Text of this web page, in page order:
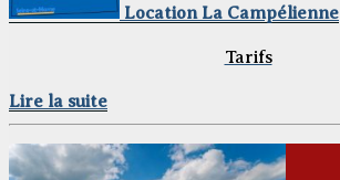
Location La Campélienne
Tarifs
Lire la suite